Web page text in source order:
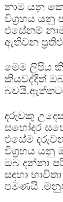
නාම යනු
විග්‍රහය යනු
එසේනම්
ඇතිවන
මෙම ලිපිය
කියවද්දිත්
දරුවකු
සහෝදර
එසේම
විග්‍රහය යනු
ඔබ දන්නා
සඳහා
පමණයි